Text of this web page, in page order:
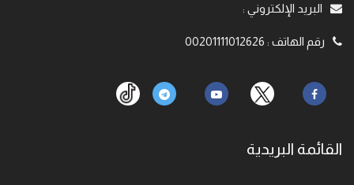
البريد الإلكتروني :
رقم الهاتف :
00201111012626
القائمة البريدية